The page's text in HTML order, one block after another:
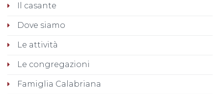
Il casante
Dove siamo
Le attività
Le congregazioni
Famiglia Calabriana